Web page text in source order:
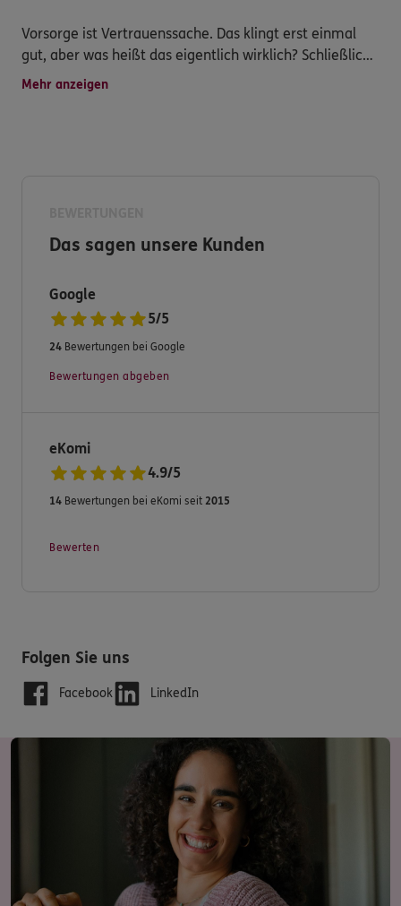
Vorsorge ist Vertrauenssache. Das klingt erst einmal
gut, aber was heißt das eigentlich wirklich? Schließlich
ist kein Mensch wie der andere, und was für einen
Sie auswählt.
Neugierig geworden?
Dann schauen Sie doch mal bei uns vorbei!
Ihre ERGO Geschäftsstelle Mark Mühlhaus
Mehr anzeigen
Das sagen unsere Kunden
Google
5/5
24 Bewertungen bei Google
Bewertungen abgeben
eKomi
4.9/5
14 Bewertungen bei eKomi seit 2015
Bewerten
Folgen Sie uns
Facebook LinkedIn